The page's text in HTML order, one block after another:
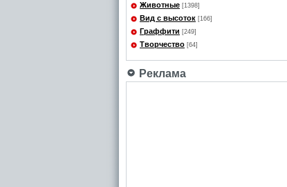
Животные [1398]
Вид с высоток [166]
Граффити [249]
Творчество [64]
Реклама